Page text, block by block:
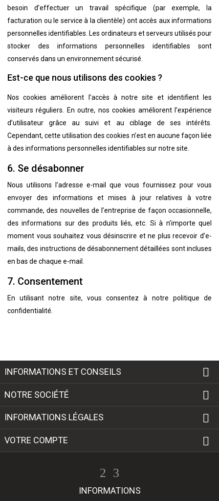
besoin d’effectuer un travail spécifique (par exemple, la
facturation ou le service à la clientèle) ont accès aux informations
personnelles identifiables. Les ordinateurs et serveurs utilisés pour
stocker des informations personnelles identifiables sont
conservés dans un environnement sécurisé.
Est-ce que nous utilisons des cookies ?
Nos cookies améliorent l’accès à notre site et identifient les
visiteurs réguliers. En outre, nos cookies améliorent l’expérience
d’utilisateur grâce au suivi et au ciblage de ses intérêts.
Cependant, cette utilisation des cookies n’est en aucune façon liée
à des informations personnelles identifiables sur notre site.
6. Se désabonner
Nous utilisons l’adresse e-mail que vous fournissez pour vous
envoyer des informations et mises à jour relatives à votre
commande, des nouvelles de l’entreprise de façon occasionnelle,
des informations sur des produits liés, etc. Si à n’importe quel
moment vous souhaitez vous désinscrire et ne plus recevoir d’e-
mails, des instructions de désabonnement détaillées sont incluses
en bas de chaque e-mail.
7. Consentement
En utilisant notre site, vous consentez à notre politique de
confidentialité.
INFORMATIONS ET CONSEILS 
NOTRE SOCIÉTÉ 
INFORMATIONS LÉGALES 
VOTRE COMPTE 
INFORMATIONS